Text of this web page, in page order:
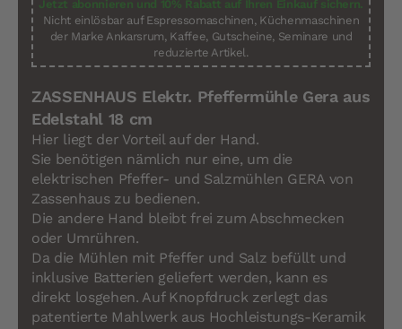
Jetzt abonnieren und 10% Rabatt auf Ihren Einkauf sichern.
Nicht einlösbar auf Espressomaschinen, Küchenmaschinen
der Marke Ankarsrum, Kaffee, Gutscheine, Seminare und
reduzierte Artikel.
ZASSENHAUS Elektr. Pfeffermühle Gera aus
Edelstahl 18 cm
Hier liegt der Vorteil auf der Hand.
Sie benötigen nämlich nur eine, um die
elektrischen Pfeffer- und Salzmühlen GERA von
Zassenhaus zu bedienen.
Die andere Hand bleibt frei zum Abschmecken
oder Umrühren.
Da die Mühlen mit Pfeffer und Salz befüllt und
inklusive Batterien geliefert werden, kann es
direkt losgehen. Auf Knopfdruck zerlegt das
patentierte Mahlwerk aus Hochleistungs-Keramik